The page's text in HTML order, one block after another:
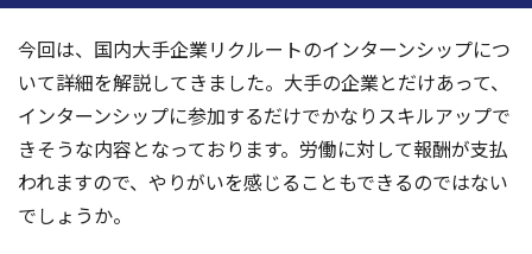
今回は、国内大手企業リクルートのインターンシップにつ
いて詳細を解説してきました。大手の企業とだけあって、
インターンシップに参加するだけでかなりスキルアップで
きそうな内容となっております。労働に対して報酬が支払
われますので、やりがいを感じることもできるのではない
でしょうか。